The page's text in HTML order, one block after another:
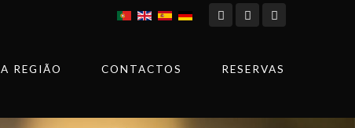
A REGIÃO CONTACTOS RESERVAS